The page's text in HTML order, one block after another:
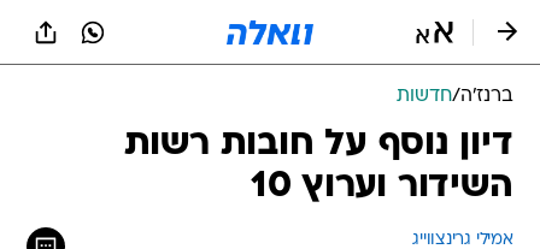
ברנז'ה/חדשות
דיון נוסף על חובות רשות
השידור וערוץ 10
אמילי גרינצווייג